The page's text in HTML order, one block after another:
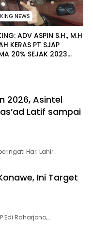
NEWS
ADV ASPIN S.H., M.H
KERAS PT SJAP
20% SEJAK 2023
2026, Asintel
Latif sampai
Hari Lahir…
Ini Target
Edi Raharjono,…